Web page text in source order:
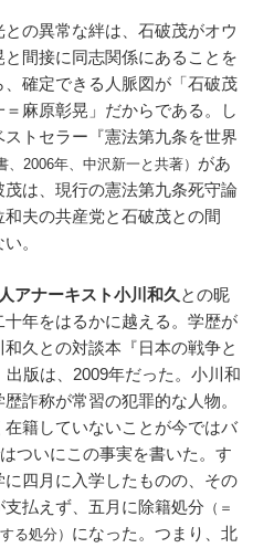
の異常な絆は、石破茂がオウ
と間接に同志関係にあることを
確定できる人脈図が「石破茂
＝麻原彰晃」だからである。し
トセラー『憲法第九条を世界
、2006年、中沢新一と共著） があ
茂は、現行の憲法第九条死守論
夫の共産党と石破茂との間
。
アナーキスト小川和久 との昵
年をはるかに越える。学歴が
久との対談本『日本の戦争と
出版は、2009年だった。小川和
詐称が常習の犯罪的な人物。
籍していないことが今ではバ
ついにこの事実を書いた。す
四月に入学したものの、その
払えず、五月に除籍処分 （＝
る処分） になった。つまり、北